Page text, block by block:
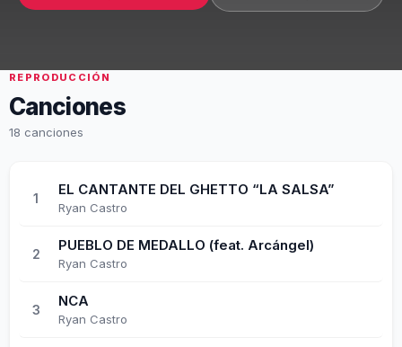
REPRODUCCIÓN
Canciones
18 canciones
1
EL CANTANTE DEL GHETTO “LA SALSA”
Ryan Castro
2
PUEBLO DE MEDALLO (feat. Arcángel)
Ryan Castro
3
NCA
Ryan Castro